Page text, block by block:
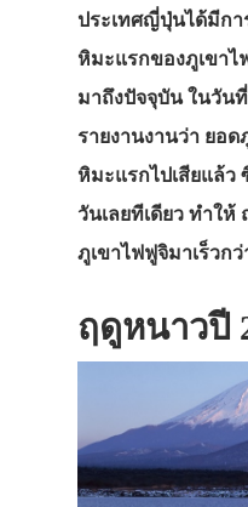
ประเทศญี่ปุ่นได้มีกา
หิมะแรกของภูเขาไ
มาถึงปัจจุบัน ในวัน
รายงานงานว่า ยอ
หิมะแรกไปเสียแล้ว
วันเลยทีเดียว ทำให้
ภูเขาไฟฟูจิมาเร็วก
ฤดูหนาวปี